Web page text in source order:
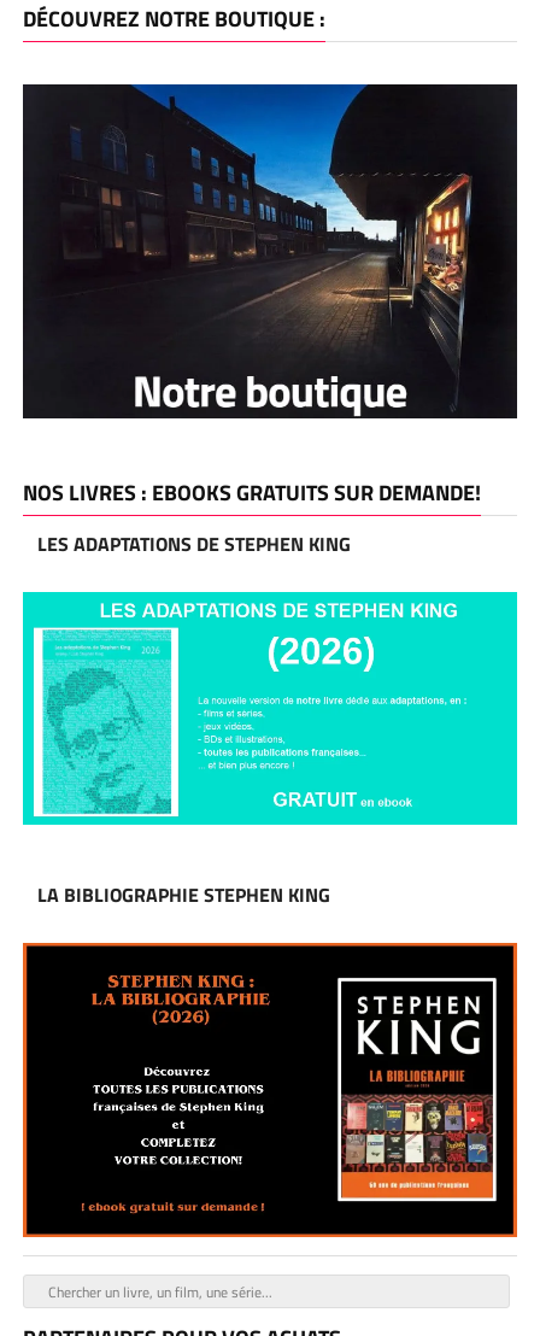
DÉCOUVREZ NOTRE BOUTIQUE :
NOS LIVRES : EBOOKS GRATUITS SUR DEMANDE!
LES ADAPTATIONS DE STEPHEN KING
LA BIBLIOGRAPHIE STEPHEN KING